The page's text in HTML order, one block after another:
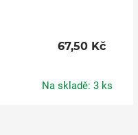
67,50 Kč
Na skladě: 3 ks